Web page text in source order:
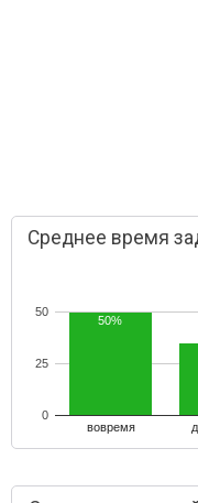
Среднее время
вовремя
0
25
50
50%